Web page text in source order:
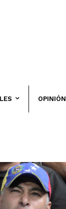
OPINIÓN